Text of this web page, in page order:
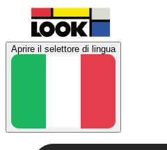
Aprire il selettore di lingua